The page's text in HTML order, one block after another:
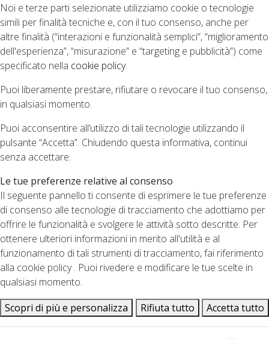
Noi e terze parti selezionate utilizziamo cookie o tecnologie
simili per finalità tecniche e, con il tuo consenso, anche per
altre finalità (“interazioni e funzionalità semplici”, “miglioramento
dell'esperienza”, “misurazione” e “targeting e pubblicità”) come
specificato nella cookie policy.
Puoi liberamente prestare, rifiutare o revocare il tuo consenso,
in qualsiasi momento.
Puoi acconsentire all’utilizzo di tali tecnologie utilizzando il
pulsante “Accetta”. Chiudendo questa informativa, continui
senza accettare.
Le tue preferenze relative al consenso
Il seguente pannello ti consente di esprimere le tue preferenze
di consenso alle tecnologie di tracciamento che adottiamo per
offrire le funzionalità e svolgere le attività sotto descritte. Per
ottenere ulteriori informazioni in merito all'utilità e al
funzionamento di tali strumenti di tracciamento, fai riferimento
alla cookie policy . Puoi rivedere e modificare le tue scelte in
qualsiasi momento.
Scopri di più e personalizza
Rifiuta tutto Accetta tutto